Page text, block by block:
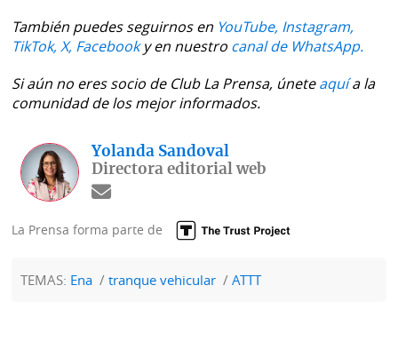
También puedes seguirnos en YouTube, Instagram,
TikTok, X, Facebooky en nuestro canal de WhatsApp.
Si aún no eres socio de Club La Prensa, úneteaquía la
comunidad de los mejor informados.
Yolanda Sandoval
Directora editorial web
La Prensa forma parte de
TEMAS: Ena tranque vehicular ATTT